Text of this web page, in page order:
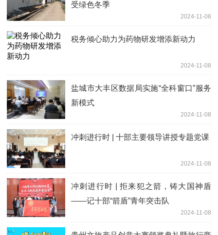
受绿色冬季
2024-11-08
税务倾心助力为药物研发增添新动力
2024-11-08
盐城市大丰区数据局实施“全科窗口”服务
新模式
2024-11-08
冲刺进行时 | 十部主要领导讲授专题党课
2024-11-08
冲刺进行时 | 拒来犯之箭，铸大国神盾
——记十部“箭盾”青年突击队
2024-11-08